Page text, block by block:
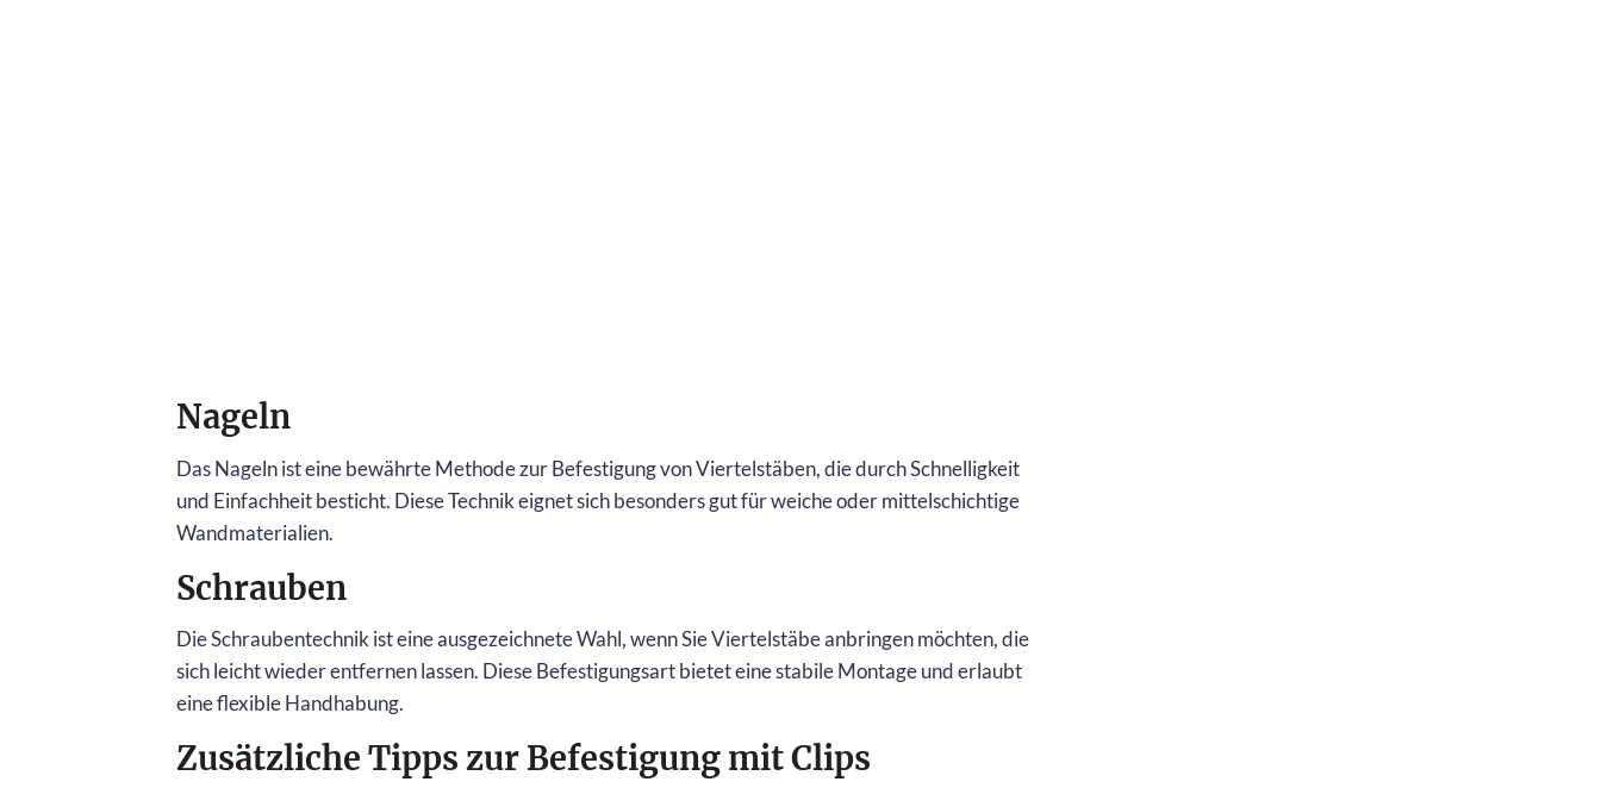
Nageln
Das Nageln ist eine bewährte Methode zur Befestigung von Viertelstäben, die durch Schnelligkeit
und Einfachheit besticht. Diese Technik eignet sich besonders gut für weiche oder mittelschichtige
Wandmaterialien.
Schrauben
Die Schraubentechnik ist eine ausgezeichnete Wahl, wenn Sie Viertelstäbe anbringen möchten, die
sich leicht wieder entfernen lassen. Diese Befestigungsart bietet eine stabile Montage und erlaubt
eine flexible Handhabung.
Zusätzliche Tipps zur Befestigung mit Clips